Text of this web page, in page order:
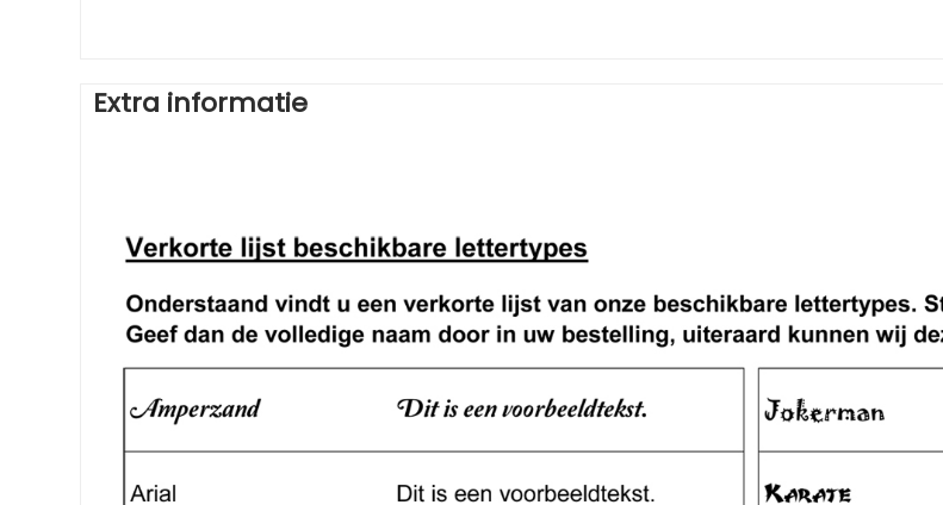
Extra informatie